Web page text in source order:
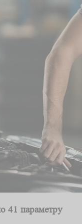
41 параметру